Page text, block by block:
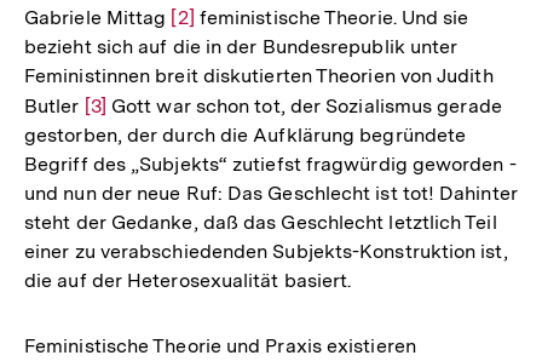
Gabriele Mittag Zur
Auflösung
der
Fußnote
[2] feministische Theorie. Und sie
bezieht sich auf die in der Bundesrepublik unter
Feministinnen breit diskutierten Theorien von Judith
Butler Zur
Auflösung
der
Fußnote
[3] Gott war schon tot, der Sozialismus gerade
gestorben, der durch die Aufklärung begründete
Begriff des „Subjekts“ zutiefst fragwürdig geworden -
und nun der neue Ruf: Das Geschlecht ist tot! Dahinter
steht der Gedanke, daß das Geschlecht letztlich Teil
einer zu verabschiedenden Subjekts-Konstruktion ist,
die auf der Heterosexualität basiert.
Feministische Theorie und Praxis existieren